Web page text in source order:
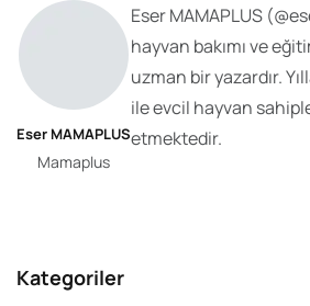
Eser MAMAPLUS
Mamaplus
Eser MAMAPLUS (@
hayvan bakımı ve
uzman bir yazardır.
ile evcil hayvan
etmektedir.
Kategoriler